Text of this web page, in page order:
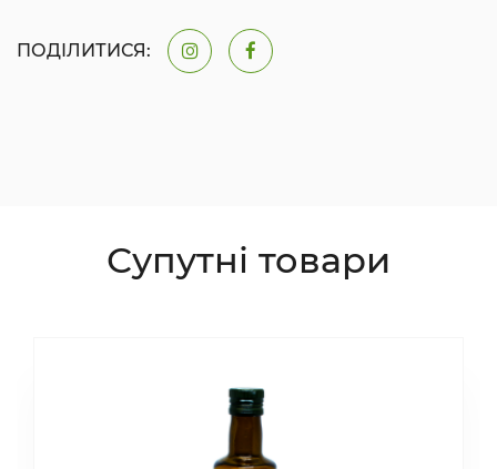
ПОДІЛИТИСЯ:
Супутні товари